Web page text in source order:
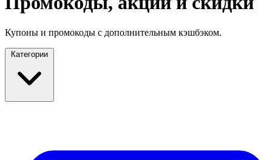
Купоны и промокоды с дополнительным кэшбэком.
Категории